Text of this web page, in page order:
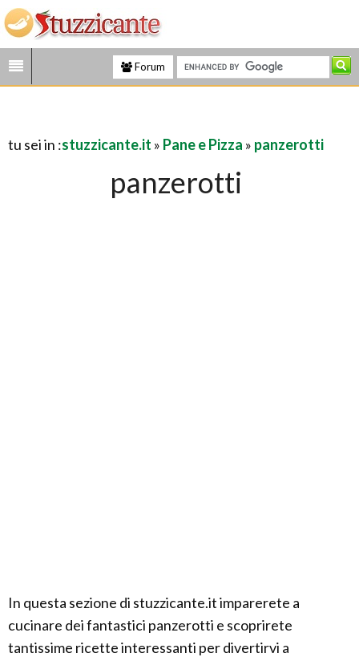
Forum
tu sei in :stuzzicante.it » Pane e Pizza » panzerotti
panzerotti
In questa sezione di stuzzicante.it imparerete a
cucinare dei fantastici panzerotti e scoprirete
tantissime ricette interessanti per divertirvi a